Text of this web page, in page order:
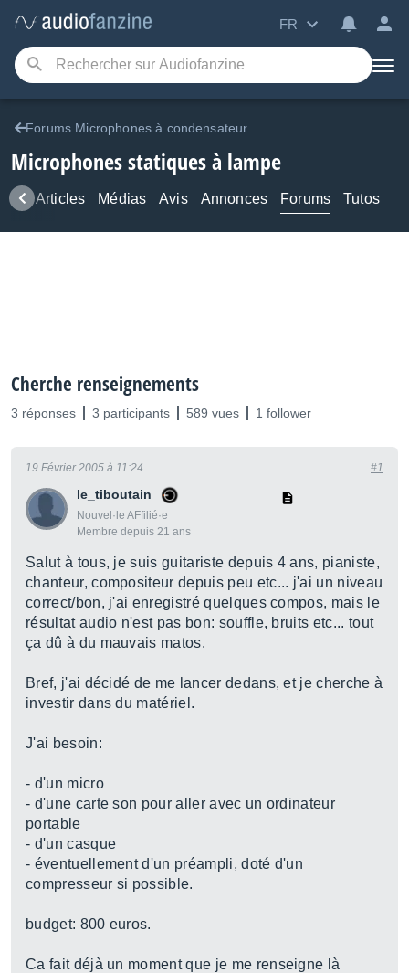
FR
Forums Microphones à condensateur
Microphones statiques à lampe
Articles Médias Avis Annonces Forums Tutos
Cherche renseignements
3 réponses 3 participants 589 vues 1 follower
le_tiboutain
Nouvel·le AFfilié·e
Membre depuis 21 ans
19 Février 2005 à 11:24 #1
Salut à tous, je suis guitariste depuis 4 ans, pianiste,
chanteur, compositeur depuis peu etc... j'ai un niveau
correct/bon, j'ai enregistré quelques compos, mais le
résultat audio n'est pas bon: souffle, bruits etc... tout
ça dû à du mauvais matos.
Bref, j'ai décidé de me lancer dedans, et je cherche à
investir dans du matériel.
J'ai besoin:
- d'un micro
- d'une carte son pour aller avec un ordinateur
portable
- d'un casque
- éventuellement d'un préampli, doté d'un
compresseur si possible.
budget: 800 euros.
Ca fait déjà un moment que je me renseigne là